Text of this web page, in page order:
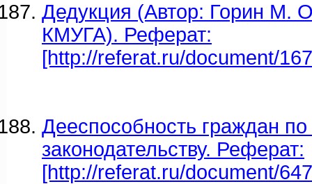
Дедукция (Автор: Горин М.
КМУГА). Реферат:
[http://referat.ru/document/
Дееспособность граждан
законодательству. Реферат:
[http://referat.ru/document/